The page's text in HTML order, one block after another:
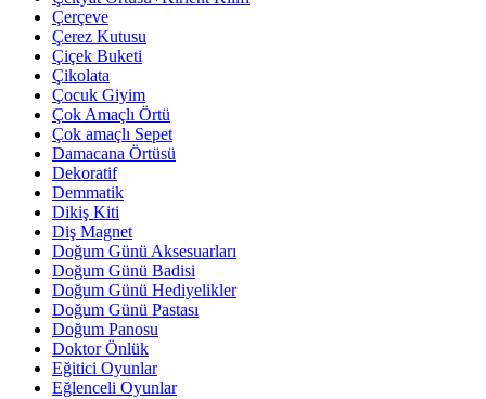
Çerçeve
Çerez Kutusu
Çiçek Buketi
Çikolata
Çocuk Giyim
Çok Amaçlı Örtü
Çok amaçlı Sepet
Damacana Örtüsü
Dekoratif
Demmatik
Dikiş Kiti
Diş Magnet
Doğum Günü Aksesuarları
Doğum Günü Badisi
Doğum Günü Hediyelikler
Doğum Günü Pastası
Doğum Panosu
Doktor Önlük
Eğitici Oyunlar
Eğlenceli Oyunlar